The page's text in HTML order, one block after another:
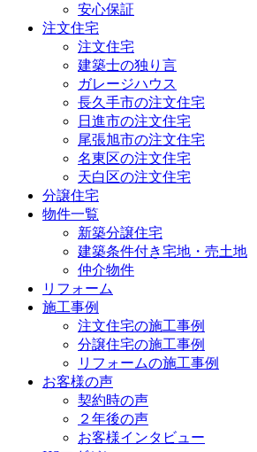
安心保証
注文住宅
注文住宅
建築士の独り言
ガレージハウス
長久手市の注文住宅
日進市の注文住宅
尾張旭市の注文住宅
名東区の注文住宅
天白区の注文住宅
分譲住宅
物件一覧
新築分譲住宅
建築条件付き宅地・売土地
仲介物件
リフォーム
施工事例
注文住宅の施工事例
分譲住宅の施工事例
リフォームの施工事例
お客様の声
契約時の声
２年後の声
お客様インタビュー